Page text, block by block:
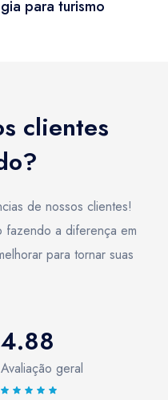
para turismo
clientes
de nossos clientes!
fazendo a diferença em
para tornar suas
4.88
Avaliação geral